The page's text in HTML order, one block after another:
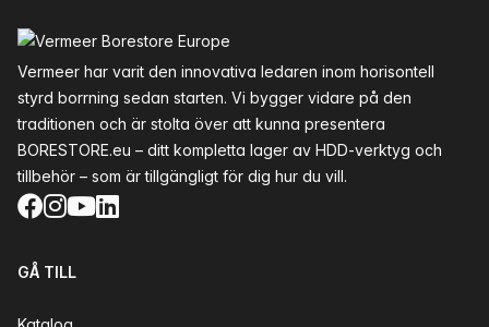
Vermeer har varit den innovativa ledaren inom horisontell
styrd borrning sedan starten. Vi bygger vidare på den
traditionen och är stolta över att kunna presentera
BORESTORE.eu – ditt kompletta lager av HDD-verktyg och
tillbehör – som är tillgängligt för dig hur du vill.
Facebook
Instagram
YouTube
LinkedIn
GÅ TILL